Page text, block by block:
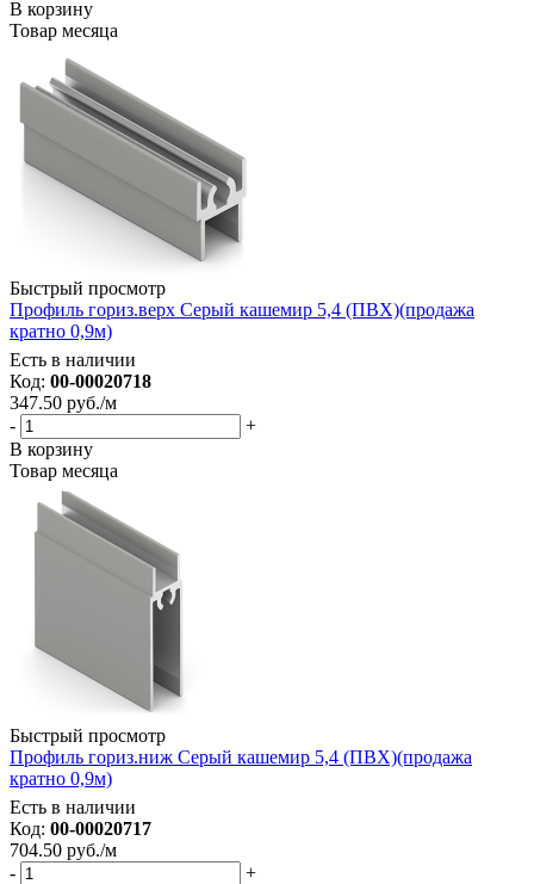
В корзину
Товар месяца
Быстрый просмотр
Профиль гориз.верх Серый кашемир 5,4 (ПВХ)(продажа
кратно 0,9м)
Есть в наличии
Код: 00-00020718
347.50 руб./м
-
+
В корзину
Товар месяца
Быстрый просмотр
Профиль гориз.ниж Серый кашемир 5,4 (ПВХ)(продажа
кратно 0,9м)
Есть в наличии
Код: 00-00020717
704.50 руб./м
-
+